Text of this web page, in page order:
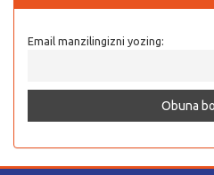
Email manzilingizni yozing: